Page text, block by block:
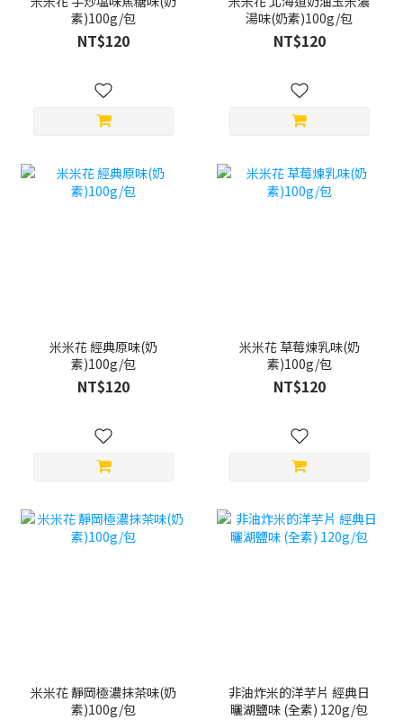
素)100g/包
NT$120
湯味(奶素)100g/包
NT$120
米米花 經典原味(奶
素)100g/包
NT$120
米米花 草莓煉乳味(奶
素)100g/包
NT$120
米米花 靜岡極濃抹茶味(奶
素)100g/包
非油炸米的洋芋片 經典日
曬湖鹽味 (全素) 120g/包